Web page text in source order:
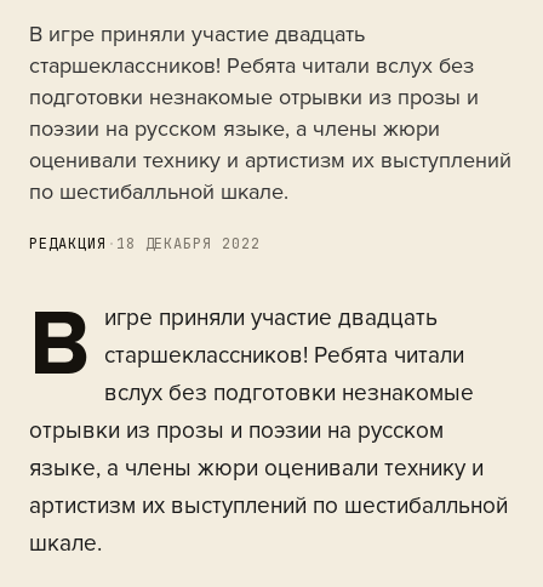
В игре приняли участие двадцать
старшеклассников! Ребята читали вслух без
подготовки незнакомые отрывки из прозы и
поэзии на русском языке, а члены жюри
оценивали технику и артистизм их выступлений
по шестибалльной шкале.
РЕДАКЦИЯ · 18 ДЕКАБРЯ 2022
В
игре приняли участие двадцать
старшеклассников! Ребята читали
вслух без подготовки незнакомые
отрывки из прозы и поэзии на русском
языке, а члены жюри оценивали технику и
артистизм их выступлений по шестибалльной
шкале.